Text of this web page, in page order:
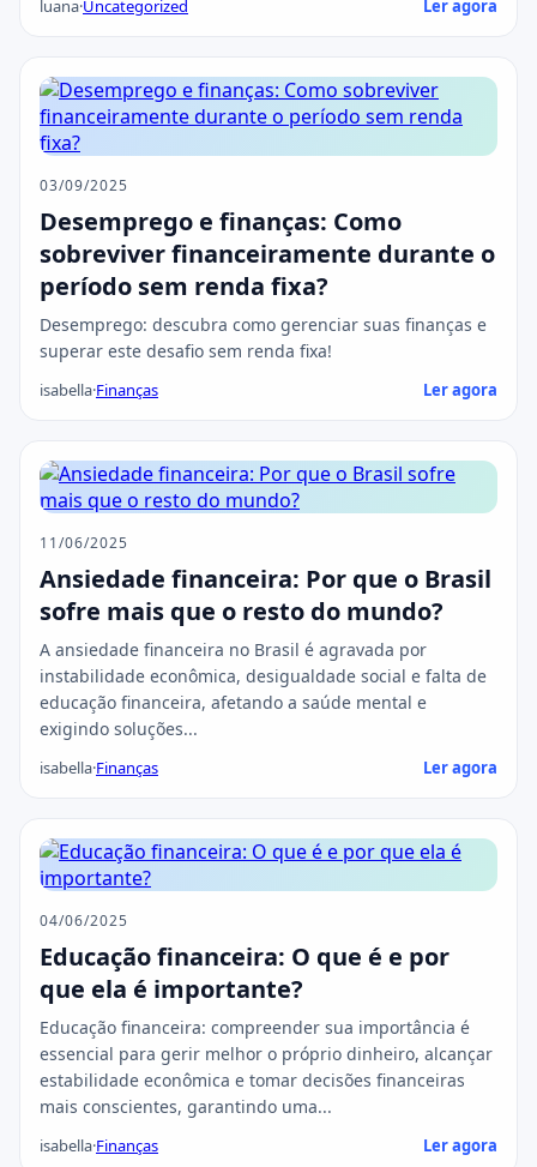
luana·Uncategorized Ler agora
03/09/2025
Desemprego e finanças: Como
sobreviver financeiramente durante o
período sem renda fixa?
Desemprego: descubra como gerenciar suas finanças e
superar este desafio sem renda fixa!
isabella·Finanças Ler agora
11/06/2025
Ansiedade financeira: Por que o Brasil
sofre mais que o resto do mundo?
A ansiedade financeira no Brasil é agravada por
instabilidade econômica, desigualdade social e falta de
educação financeira, afetando a saúde mental e
exigindo soluções...
isabella·Finanças Ler agora
04/06/2025
Educação financeira: O que é e por
que ela é importante?
Educação financeira: compreender sua importância é
essencial para gerir melhor o próprio dinheiro, alcançar
estabilidade econômica e tomar decisões financeiras
mais conscientes, garantindo uma...
isabella·Finanças Ler agora